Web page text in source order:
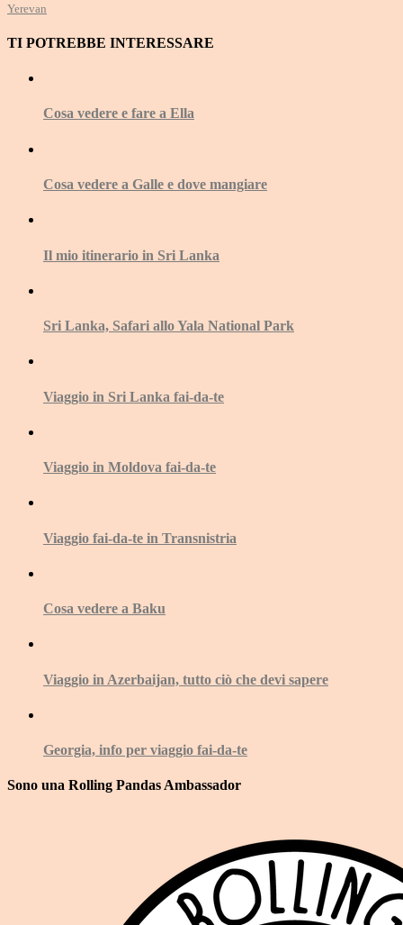
Yerevan
TI POTREBBE INTERESSARE
Cosa vedere e fare a Ella
Cosa vedere a Galle e dove mangiare
Il mio itinerario in Sri Lanka
Sri Lanka, Safari allo Yala National Park
Viaggio in Sri Lanka fai-da-te
Viaggio in Moldova fai-da-te
Viaggio fai-da-te in Transnistria
Cosa vedere a Baku
Viaggio in Azerbaijan, tutto ciò che devi sapere
Georgia, info per viaggio fai-da-te
Sono una Rolling Pandas Ambassador